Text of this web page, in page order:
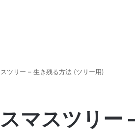
ツリー – 生き残る方法 (ツリー用)
マスツリー